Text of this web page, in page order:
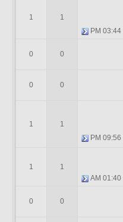
03:44 PM
1
1
0
0
0
0
09:56 PM
1
1
01:40 AM
1
1
0
0